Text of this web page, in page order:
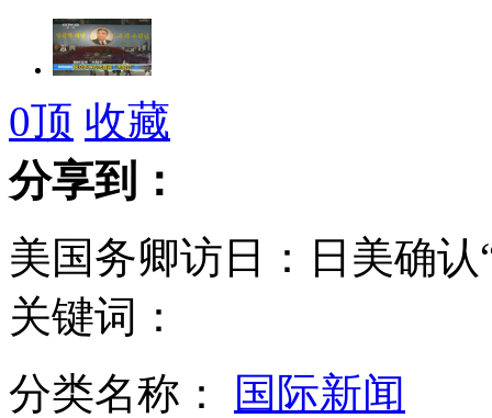
朝鲜民众多种方式喜迎“太阳节”
韩高管称朝鲜或在15日展示新研发导弹
0顶 收藏
分享到：
美国务卿访日：日美确
关键词：
分类名称：
国际新闻